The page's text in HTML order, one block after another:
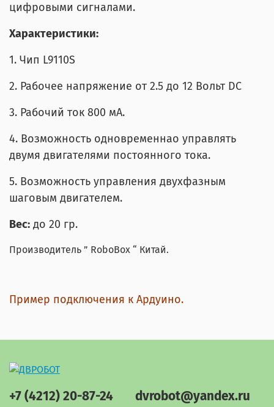
цифровыми сигналами.
Характеристики:
1. Чип L9110S
2. Рабочее напряжение от 2.5 до 12 Вольт DC
3. Рабочий ток 800 мА.
4. Возможность одновременнaо управлять
двумя двигателями постоянного тока.
5. Возможность управления двухфазным
шаговым двигателем.
Вес: до 20 гр.
Производитель ” RoboBox “ Китай.
Пример подключения к Ардуино.
+7 (4212) 20-87-24 dvrobot@yandex.ru